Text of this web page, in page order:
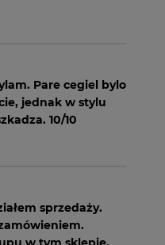
Pare cegiel bylo
jednak w stylu
10/10
sprzedaży.